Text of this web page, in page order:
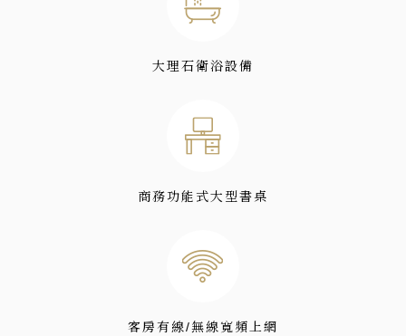
大理石衛浴設備
商務功能式大型書桌
客房有線/無線寬頻上網